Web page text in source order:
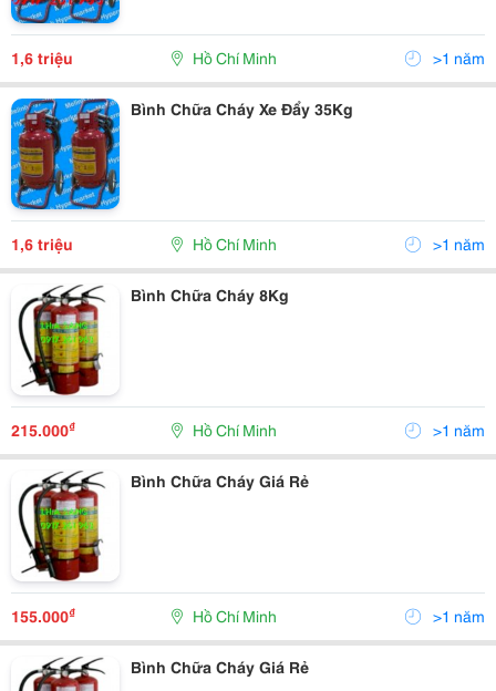
1,6 triệu Hồ Chí Minh >1 năm
Bình Chữa Cháy Xe Đẩy 35Kg
1,6 triệu Hồ Chí Minh >1 năm
Bình Chữa Cháy 8Kg
215.000₫ Hồ Chí Minh >1 năm
Bình Chữa Cháy Giá Rẻ
155.000₫ Hồ Chí Minh >1 năm
Bình Chữa Cháy Giá Rẻ